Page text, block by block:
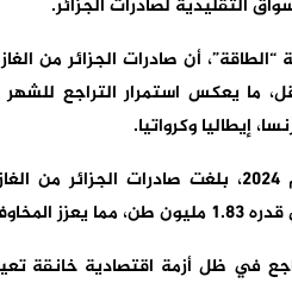
التقليدية لصادرات الجزائر.
الأقل، ما يعكس استمرار التراجع
إيطاليا وكرواتيا.
في سوق الغاز العالمي.
في ظل أزمة اقتصادية خانقة